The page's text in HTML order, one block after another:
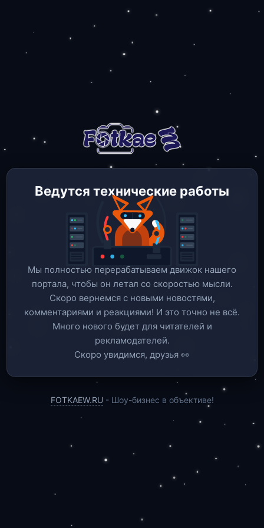
Ведутся технические работы
Мы полностью перерабатываем движок нашего
портала, чтобы он летал со скоростью мысли.
Скоро вернемся c новыми новостями,
комментариями и реакциями! И это точно не всё.
Много нового будет для читателей и
рекламодателей.
Скоро увидимся, друзья 👀
FOTKAEW.RU - Шоу-бизнес в объективе!